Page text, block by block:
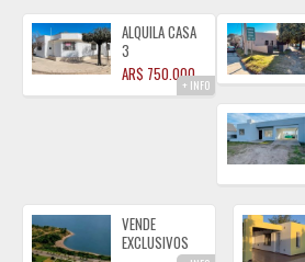
ALQUILA CASA
3
DORMITORIOS
CON GAS
AR$ 750.000+ INFO
VENDE
EXCLUSIVOS